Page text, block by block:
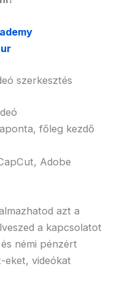
szerkesztés
főleg kezdő
Adobe
azt a
a kapcsolatot
némi pénzért
eket, videókat